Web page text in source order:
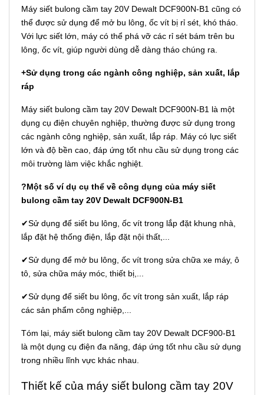
Máy siết bulong cầm tay 20V Dewalt DCF900N-B1 cũng có
thể được sử dụng để mở bu lông, ốc vít bị rỉ sét, khó tháo.
Với lực siết lớn, máy có thể phá vỡ các rỉ sét bám trên bu
lông, ốc vít, giúp người dùng dễ dàng tháo chúng ra.
+Sử dụng trong các ngành công nghiệp, sản xuất, lắp
ráp
Máy siết bulong cầm tay 20V Dewalt DCF900N-B1 là một
dụng cụ điện chuyên nghiệp, thường được sử dụng trong
các ngành công nghiệp, sản xuất, lắp ráp. Máy có lực siết
lớn và độ bền cao, đáp ứng tốt nhu cầu sử dụng trong các
môi trường làm việc khắc nghiệt.
?Một số ví dụ cụ thể về công dụng của máy siết
bulong cầm tay 20V Dewalt DCF900N-B1
✔Sử dụng để siết bu lông, ốc vít trong lắp đặt khung nhà,
lắp đặt hệ thống điện, lắp đặt nội thất,...
✔Sử dụng để mở bu lông, ốc vít trong sửa chữa xe máy, ô
tô, sửa chữa máy móc, thiết bị,...
✔Sử dụng để siết bu lông, ốc vít trong sản xuất, lắp ráp
các sản phẩm công nghiệp,...
Tóm lại, máy siết bulong cầm tay 20V Dewalt DCF900-B1
là một dụng cụ điện đa năng, đáp ứng tốt nhu cầu sử dụng
trong nhiều lĩnh vực khác nhau.
Thiết kế của máy siết bulong cầm tay 20V